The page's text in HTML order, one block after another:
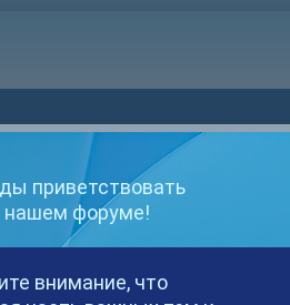
учетной записи?
имяОБЯЗАТЕЛЬНО
приветствовать
нашем форуме!
внимание, что